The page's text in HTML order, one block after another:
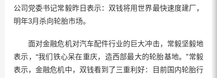
公司党委书记常毅昨日表示：双钱将用世界最快速度建厂，
明年3月杀向轮胎市场。
面对金融危机对汽车配件行业的巨大冲击，常毅坚毅地
表示，“我们铁心呆在重庆，造西部最大的轮胎基地。”常毅
表示，金融危机中，双钱看到了三重利好：目前国内轮胎行